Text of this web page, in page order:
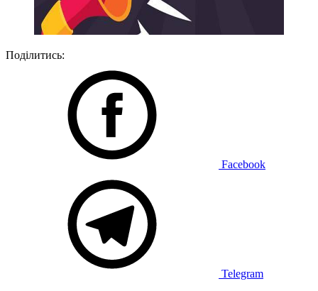
Поділитись:
Facebook
Telegram